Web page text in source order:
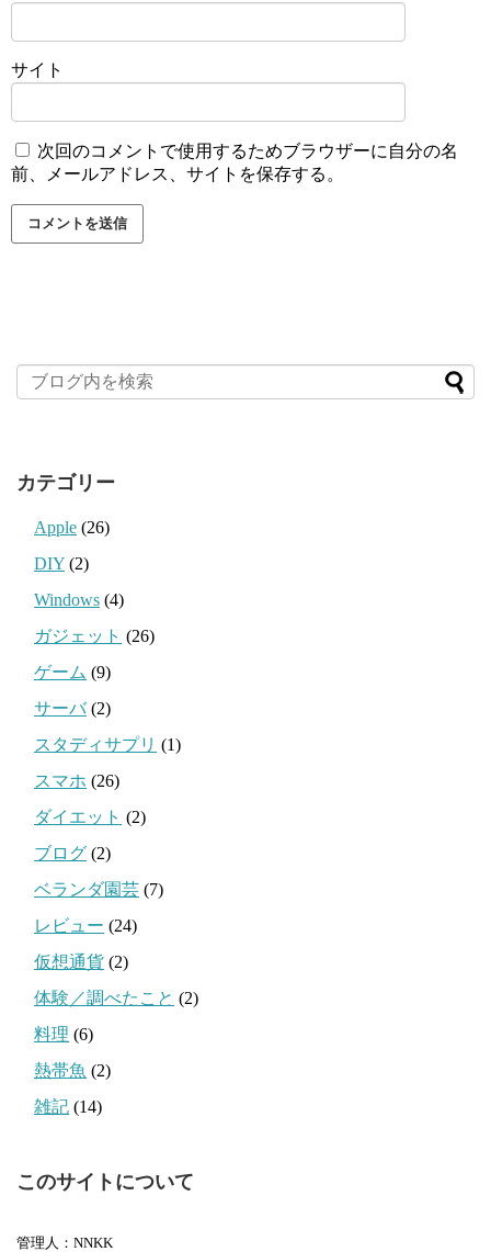
サイト
次回のコメントで使用するためブラウザーに自分の名
前、メールアドレス、サイトを保存する。
カテゴリー
Apple (26)
DIY (2)
Windows (4)
ガジェット (26)
ゲーム (9)
サーバ(2)
スタディサプリ (1)
スマホ (26)
ダイエット (2)
ブログ (2)
ベランダ園芸 (7)
レビュー (24)
仮想通貨 (2)
体験／調べたこと (2)
料理 (6)
熱帯魚 (2)
雑記 (14)
このサイトについて
管理人：NNKK